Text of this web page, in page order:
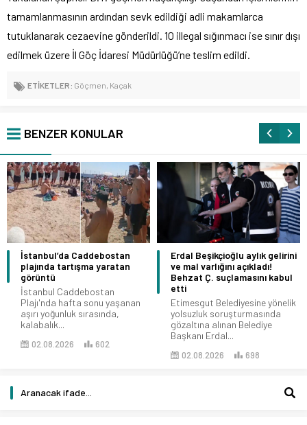
tamamlanmasının ardından sevk edildiği adli makamlarca
tutuklanarak cezaevine gönderildi. 10 illegal sığınmacı ise sınır dışı
edilmek üzere İl Göç İdaresi Müdürlüğü’ne teslim edildi.
ETİKETLER: Göçmen, Kaçak
BENZER KONULAR
İstanbul’da Caddebostan
plajında tartışma yaratan
görüntü
İstanbul Caddebostan
Plajı'nda hafta sonu yaşanan
aşırı yoğunluk sırasında,
kalabalık...
02.08.2026 602
Erdal Beşikçioğlu aylık gelirini
ve mal varlığını açıkladı!
Behzat Ç. suçlamasını kabul
etti
Etimesgut Belediyesine yönelik
yolsuzluk soruşturmasında
gözaltına alınan Belediye
Başkanı Erdal...
02.08.2026 698